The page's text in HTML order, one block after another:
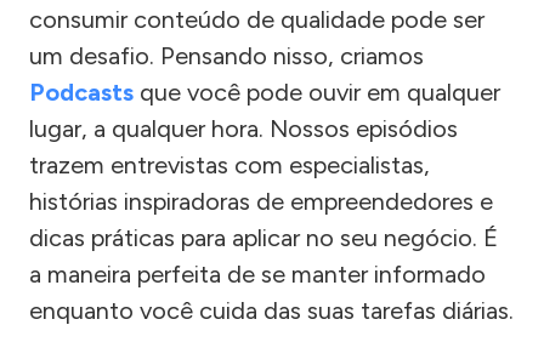
consumir conteúdo de qualidade pode ser
um desafio. Pensando nisso, criamos
Podcasts que você pode ouvir em qualquer
lugar, a qualquer hora. Nossos episódios
trazem entrevistas com especialistas,
histórias inspiradoras de empreendedores e
dicas práticas para aplicar no seu negócio. É
a maneira perfeita de se manter informado
enquanto você cuida das suas tarefas diárias.